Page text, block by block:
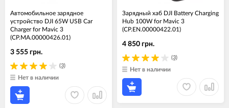
Автомобильное зарядное
устройство DJI 65W USB Car
Charger for Mavic 3
(CP.MA.00000426.01)
(3)
3 555 грн.
Нет в наличии
Зарядный хаб DJI Battery Charging
Hub 100W for Mavic 3
(CP.EN.00000422.01)
(3)
4 850 грн.
Нет в наличии